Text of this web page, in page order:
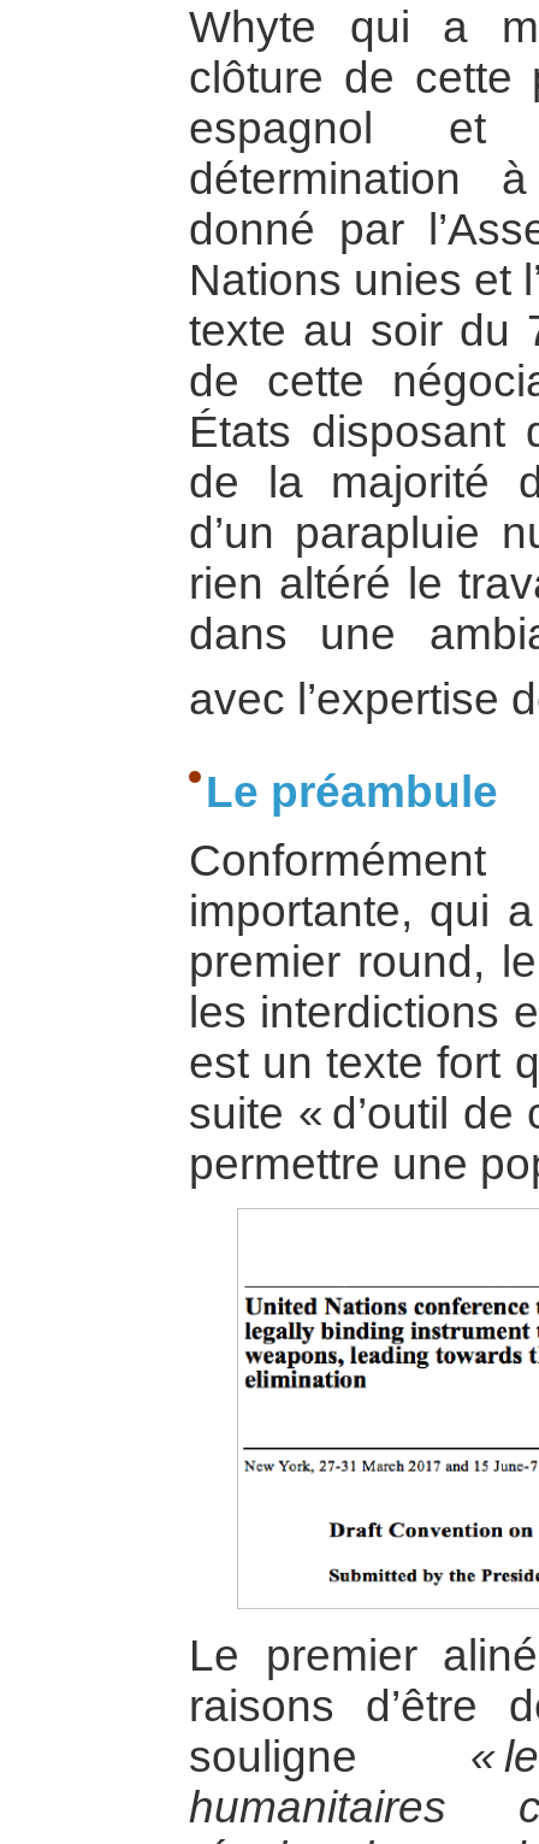
Whyte qui a
clôture de cette
espagnol
détermination
donné par
Nations unies et
texte au soir du
de cette
États disposant
de la majorité
d’un parapluie
rien altéré le
dans une
avec l’expertise
Le préambule
importante, qui
premier round,
les interdictions
est un texte fort
suite « d’outil
permettre une
Le premier
raisons d’être
souligne «
humanitaires